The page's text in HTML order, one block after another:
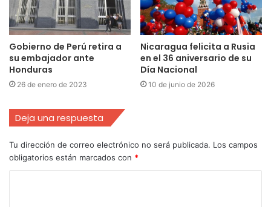
Gobierno de Perú retira a
su embajador ante
Honduras
26 de enero de 2023
Nicaragua felicita a Rusia
en el 36 aniversario de su
Día Nacional
10 de junio de 2026
Deja una respuesta
Tu dirección de correo electrónico no será publicada. Los campos
obligatorios están marcados con *